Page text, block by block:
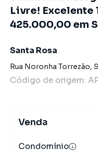
Livre! Excelente
425.000,00 em
Santa Rosa
Rua Noronha Torrezão,
Código de origem:
Venda
Condomínio